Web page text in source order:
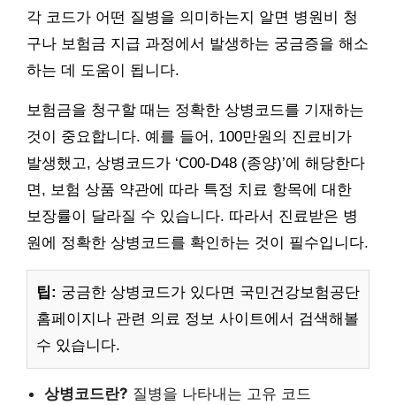
각 코드가 어떤 질병을 의미하는지 알면 병원비 청
구나 보험금 지급 과정에서 발생하는 궁금증을 해소
하는 데 도움이 됩니다.
보험금을 청구할 때는 정확한 상병코드를 기재하는
것이 중요합니다. 예를 들어, 100만원의 진료비가
발생했고, 상병코드가 ‘C00-D48 (종양)’에 해당한다
면, 보험 상품 약관에 따라 특정 치료 항목에 대한
보장률이 달라질 수 있습니다. 따라서 진료받은 병
원에 정확한 상병코드를 확인하는 것이 필수입니다.
팁: 궁금한 상병코드가 있다면 국민건강보험공단
홈페이지나 관련 의료 정보 사이트에서 검색해볼
수 있습니다.
상병코드란? 질병을 나타내는 고유 코드